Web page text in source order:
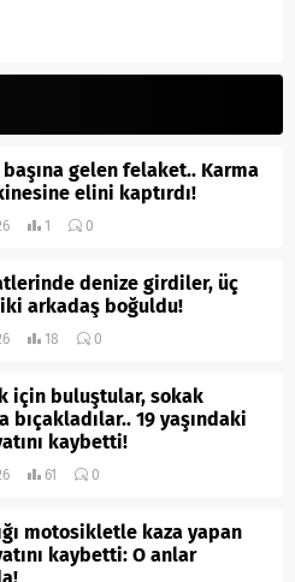
gelen felaket.. Karma
elini kaptırdı!
1 0
denize girdiler, üç
arkadaş boğuldu!
18 0
için buluştular, sokak
bıçakladılar.. 19 yaşındaki
kaybetti!
61 0
motosikletle kaza yapan
kaybetti: O anlar